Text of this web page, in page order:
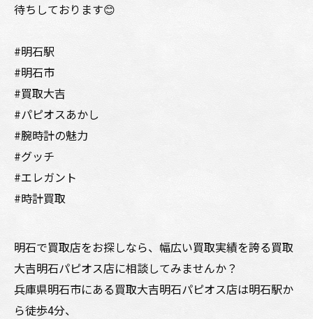
待ちしております😊
#明石駅
#明石市
#買取大吉
#パピオスあかし
#腕時計の魅力
#グッチ
#エレガント
#時計買取
明石で買取店をお探しなら、幅広い買取実績を誇る買取
大吉明石パピオス店に相談してみませんか？
兵庫県明石市にある買取大吉明石パピオス店は明石駅か
ら徒歩4分、